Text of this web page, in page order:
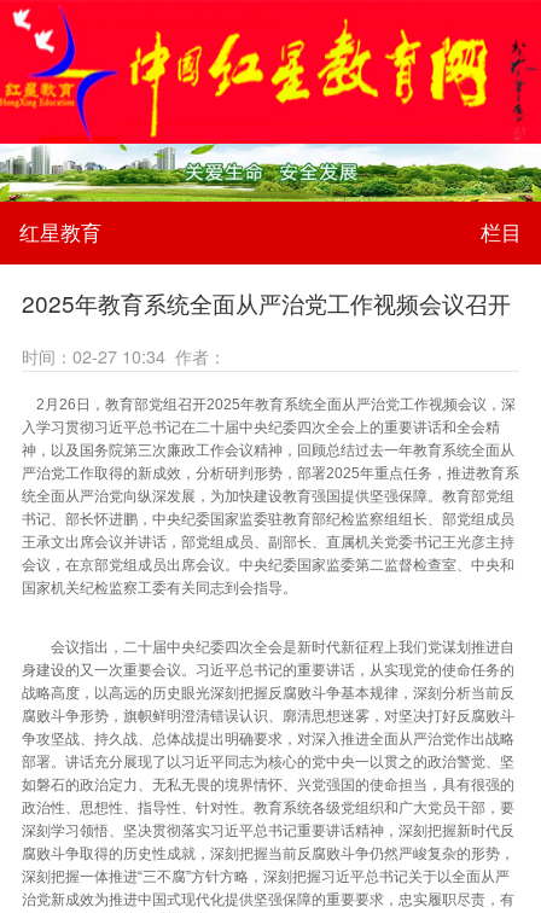
红星教育 栏目
2025年教育系统全面从严治党工作视频会议召开
时间：02-27 10:34 作者：
2月26日，教育部党组召开2025年教育系统全面从严治党工作视频会议，深
入学习贯彻习近平总书记在二十届中央纪委四次全会上的重要讲话和全会精
神，以及国务院第三次廉政工作会议精神，回顾总结过去一年教育系统全面从
严治党工作取得的新成效，分析研判形势，部署2025年重点任务，推进教育系
统全面从严治党向纵深发展，为加快建设教育强国提供坚强保障。教育部党组
书记、部长怀进鹏，中央纪委国家监委驻教育部纪检监察组组长、部党组成员
王承文出席会议并讲话，部党组成员、副部长、直属机关党委书记王光彦主持
会议，在京部党组成员出席会议。中央纪委国家监委第二监督检查室、中央和
国家机关纪检监察工委有关同志到会指导。
会议指出，二十届中央纪委四次全会是新时代新征程上我们党谋划推进自
身建设的又一次重要会议。习近平总书记的重要讲话，从实现党的使命任务的
战略高度，以高远的历史眼光深刻把握反腐败斗争基本规律，深刻分析当前反
腐败斗争形势，旗帜鲜明澄清错误认识、廓清思想迷雾，对坚决打好反腐败斗
争攻坚战、持久战、总体战提出明确要求，对深入推进全面从严治党作出战略
部署。讲话充分展现了以习近平同志为核心的党中央一以贯之的政治警觉、坚
如磐石的政治定力、无私无畏的境界情怀、兴党强国的使命担当，具有很强的
政治性、思想性、指导性、针对性。教育系统各级党组织和广大党员干部，要
深刻学习领悟、坚决贯彻落实习近平总书记重要讲话精神，深刻把握新时代反
腐败斗争取得的历史性成就，深刻把握当前反腐败斗争仍然严峻复杂的形势，
深刻把握一体推进“三不腐”方针方略，深刻把握习近平总书记关于以全面从严
治党新成效为推进中国式现代化提供坚强保障的重要要求，忠实履职尽责，有